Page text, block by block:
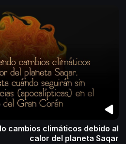
cambios climáticos debido al
calor del planeta Saqar